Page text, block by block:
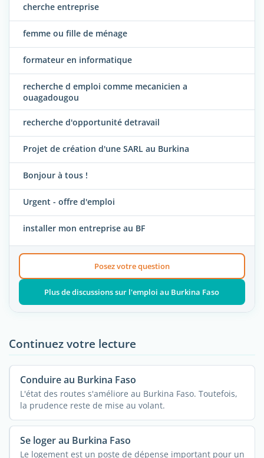
cherche entreprise
femme ou fille de ménage
formateur en informatique
recherche d emploi comme mecanicien a
ouagadougou
recherche d'opportunité detravail
Projet de création d'une SARL au Burkina
Bonjour à tous !
Urgent - offre d'emploi
installer mon entreprise au BF
Posez votre question
Plus de discussions sur l'emploi au Burkina Faso
Continuez votre lecture
Conduire au Burkina Faso
L'état des routes s'améliore au Burkina Faso. Toutefois,
la prudence reste de mise au volant.
Se loger au Burkina Faso
Le logement est un poste de dépense important pour un